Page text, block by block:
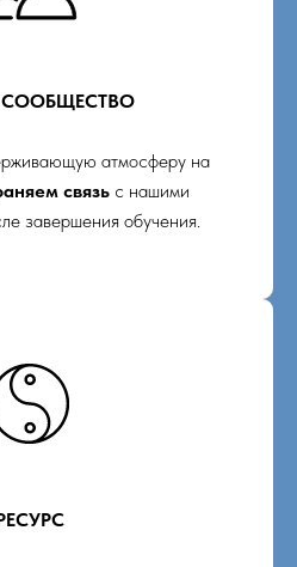
СООБЩЕСТВО
атмосферу на
связь с нашими
завершения обучения.